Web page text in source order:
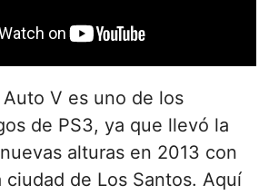
V es uno de los
de PS3, ya que llevó la
alturas en 2013 con
ciudad de Los Santos. Aquí